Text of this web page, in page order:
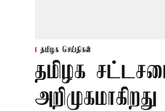
தமிழக செய்திகள்
தமிழக